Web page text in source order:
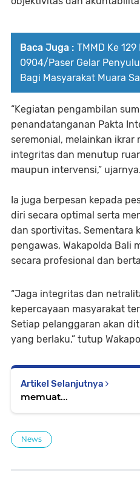
Baca Juga : TMMD Ke 129
0904/Paser Gelar
Bagi Masyarakat Muara
“Kegiatan pengambilan
penandatanganan Pakta
seremonial, melainkan ikrar
integritas dan menutup
maupun intervensi,” ujarnya.
Ia juga berpesan kepada
diri secara optimal serta
dan sportivitas. Sementara
pengawas, Wakapolda Bali
secara profesional dan
“Jaga integritas dan
kepercayaan masyarakat
Setiap pelanggaran akan
yang berlaku,” tutup
Artikel Selanjutnya
memuat...
News